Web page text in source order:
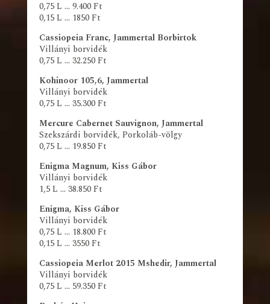
0,75 L … 9.400 Ft
0,15 L … 1850 Ft
Cassiopeia Franc, Jammertal Borbirtok
Villányi borvidék
0,75 L … 32.250 Ft
Kohinoor 105,6, Jammertal
Villányi borvidék
0,75 L … 35.300 Ft
Mercure Cabernet Sauvignon, Jammertal
Szekszárdi borvidék, Porkoláb-völgy
0,75 L … 19.850 Ft
Enigma Magnum, Kiss Gábor
Villányi borvidék
1,5 L … 38.850 Ft
Enigma, Kiss Gábor
Villányi borvidék
0,75 L … 18.800 Ft
0,15 L … 3550 Ft
Cassiopeia Merlot 2015 Mshedir, Jammertal
Villányi borvidék
0,75 L … 59.350 Ft